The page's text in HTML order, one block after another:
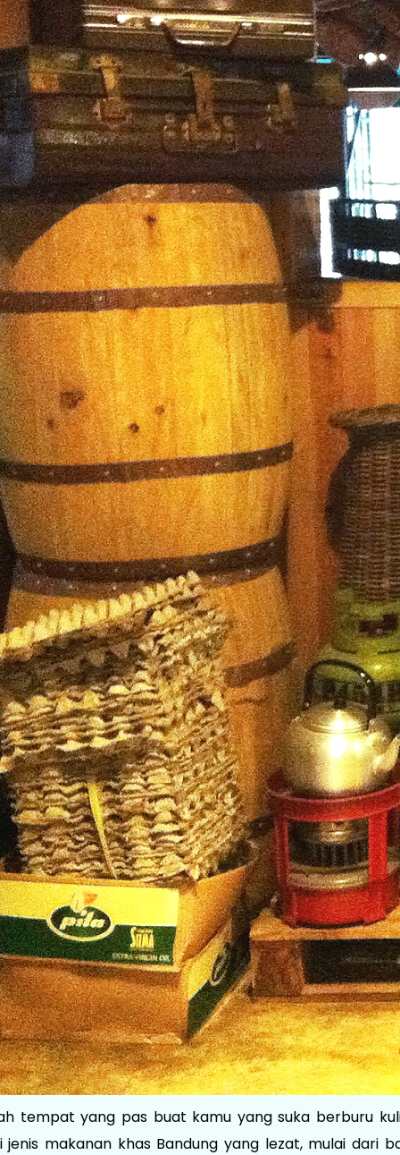
tempat yang pas buat kamu yang suka berburu
makanan khas Bandung yang lezat, mulai dari